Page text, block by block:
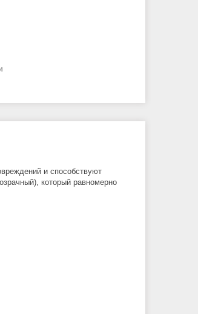
и способствуют
который равномерно